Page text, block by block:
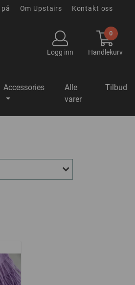
Om Upstairs Kontakt oss
Logg inn
0
Handlekurv
Accessories
Alle
varer
Tilbud